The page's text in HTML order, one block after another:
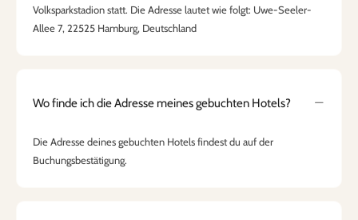
Volksparkstadion statt. Die Adresse lautet wie folgt: Uwe-Seeler-
Allee 7, 22525 Hamburg, Deutschland
Wo finde ich die Adresse meines gebuchten Hotels?
Die Adresse deines gebuchten Hotels findest du auf der
Buchungsbestätigung.